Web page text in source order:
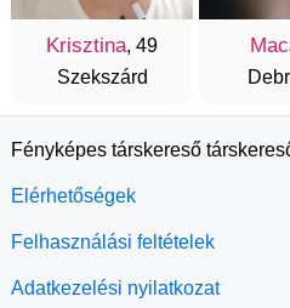
Krisztina, 49
Szekszárd
Fényképes társkereső
Elérhetőségek
Felhasználási feltételek
Adatkezelési nyilatkozat